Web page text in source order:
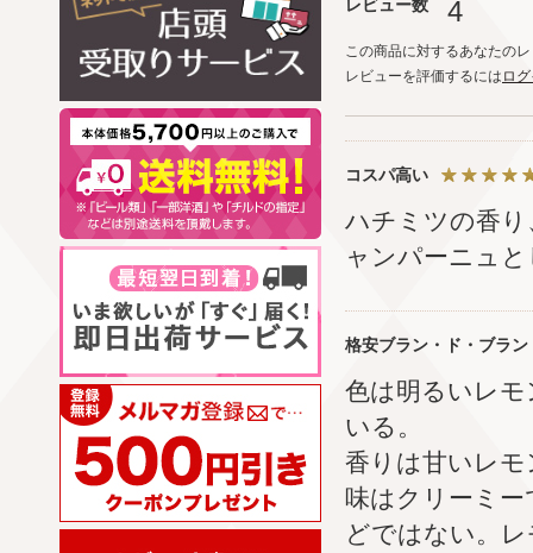
レビュー数
4
この商品に対するあなたの
レビューを評価するには ロ
コスパ高い
ハチミツの香り
ャンパーニュ
格安ブラン・ド・ブラン
色は明るいレ
いる。
香りは甘いレ
味はクリーミ
どではない。